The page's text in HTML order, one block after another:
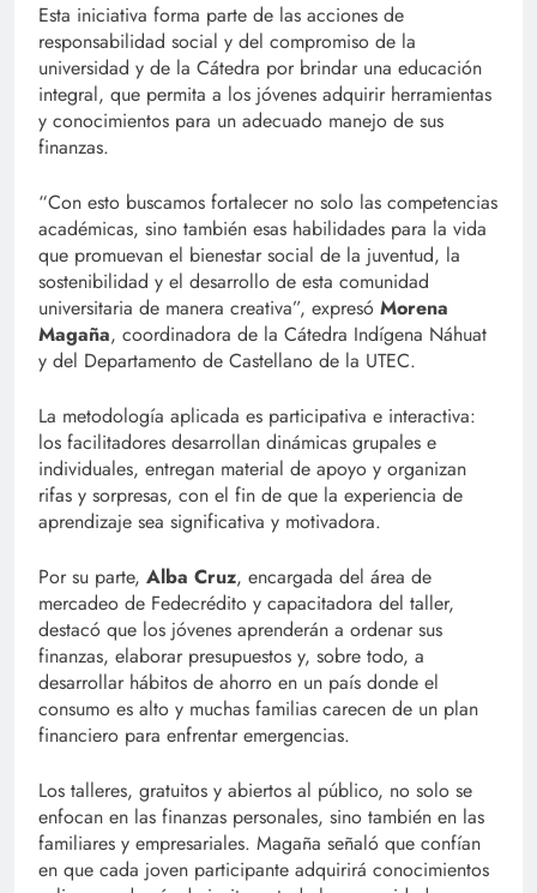
Esta iniciativa forma parte de las acciones de
responsabilidad social y del compromiso de la
universidad y de la Cátedra por brindar una educación
integral, que permita a los jóvenes adquirir herramientas
y conocimientos para un adecuado manejo de sus
finanzas.
“Con esto buscamos fortalecer no solo las competencias
académicas, sino también esas habilidades para la vida
que promuevan el bienestar social de la juventud, la
sostenibilidad y el desarrollo de esta comunidad
universitaria de manera creativa”, expresó Morena
Magaña, coordinadora de la Cátedra Indígena Náhuat
y del Departamento de Castellano de la UTEC.
La metodología aplicada es participativa e interactiva:
los facilitadores desarrollan dinámicas grupales e
individuales, entregan material de apoyo y organizan
rifas y sorpresas, con el fin de que la experiencia de
aprendizaje sea significativa y motivadora.
Por su parte, Alba Cruz, encargada del área de
mercadeo de Fedecrédito y capacitadora del taller,
destacó que los jóvenes aprenderán a ordenar sus
finanzas, elaborar presupuestos y, sobre todo, a
desarrollar hábitos de ahorro en un país donde el
consumo es alto y muchas familias carecen de un plan
financiero para enfrentar emergencias.
Los talleres, gratuitos y abiertos al público, no solo se
enfocan en las finanzas personales, sino también en las
familiares y empresariales. Magaña señaló que confían
en que cada joven participante adquirirá conocimientos